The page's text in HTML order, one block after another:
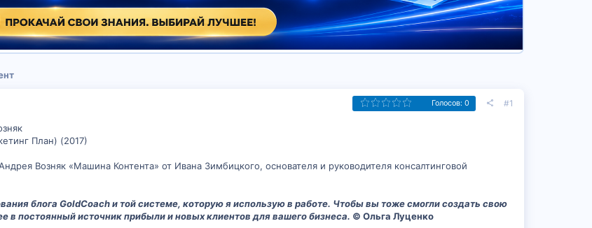
Голосов: 0 #1
План) (2017)
Возняк «Машина Контента» от Ивана Зимбицкого, основателя и руководителя консалтинговой
блога GoldCoach и той системе, которую я использую в работе. Чтобы вы тоже смогли создать свою
в постоянный источник прибыли и новых клиентов для вашего бизнеса. © Ольга Луценко